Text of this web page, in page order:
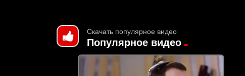
Скачать популярное видео
Популярное видео